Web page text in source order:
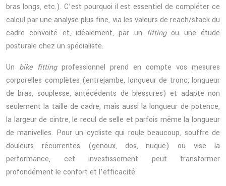
bras longs, etc.). C’est pourquoi il est essentiel de compléter ce
calcul par une analyse plus fine, via les valeurs de reach/stack du
cadre convoité et, idéalement, par un fittingou une étude
posturale chez un spécialiste.
Un bike fittingprofessionnel prend en compte vos mesures
corporelles complètes (entrejambe, longueur de tronc, longueur
de bras, souplesse, antécédents de blessures) et adapte non
seulement la taille de cadre, mais aussi la longueur de potence,
la largeur de cintre, le recul de selle et parfois même la longueur
de manivelles. Pour un cycliste qui roule beaucoup, souffre de
douleurs récurrentes (genoux, dos, nuque) ou vise la
performance, cet investissement peut transformer
profondément le confort et l’efficacité.